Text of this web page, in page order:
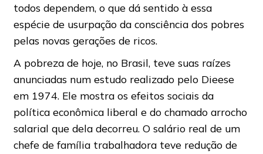
todos dependem, o que dá sentido à essa
espécie de usurpação da consciência dos pobres
pelas novas gerações de ricos.
A pobreza de hoje, no Brasil, teve suas raízes
anunciadas num estudo realizado pelo Dieese
em 1974. Ele mostra os efeitos sociais da
política econômica liberal e do chamado arrocho
salarial que dela decorreu. O salário real de um
chefe de família trabalhadora teve redução de